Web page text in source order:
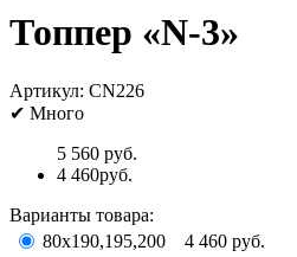
Топпер «N-3»
Артикул: CN226
✔ Много
5 560 руб.
4 460руб.
Варианты товара:
80х190,195,200
4 460 руб.